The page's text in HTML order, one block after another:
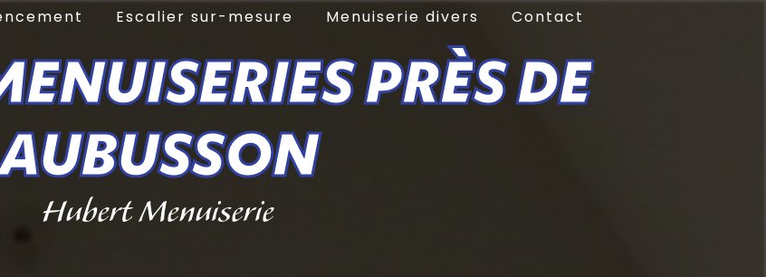
Escalier sur-mesure Menuiserie divers Contact
PRÈS DE
Hubert Menuiserie